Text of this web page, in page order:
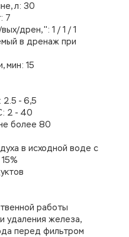
л: 30
7
дрен, '': 1 / 1 / 1
в дренаж при
мин: 15
2.5 - 6,5
2 - 40
более 80
в исходной воде с
работы
удаления железа,
перед фильтром